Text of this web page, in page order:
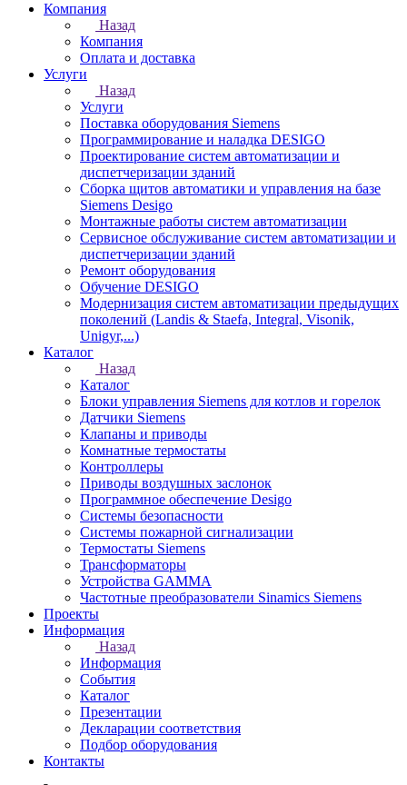
Компания
Назад
Компания
Оплата и доставка
Услуги
Назад
Услуги
Поставка оборудования Siemens
Программирование и наладка DESIGO
Проектирование систем автоматизации и
диспетчеризации зданий
Сборка щитов автоматики и управления на базе
Siemens Desigo
Монтажные работы систем автоматизации
Сервисное обслуживание систем автоматизации и
диспетчеризации зданий
Ремонт оборудования
Обучение DESIGO
Модернизация систем автоматизации предыдущих
поколений (Landis & Staefa, Integral, Visonik,
Unigyr,...)
Каталог
Назад
Каталог
Блоки управления Siemens для котлов и горелок
Датчики Siemens
Клапаны и приводы
Комнатные термостаты
Контроллеры
Приводы воздушных заслонок
Программное обеспечение Desigo
Системы безопасности
Системы пожарной сигнализации
Термостаты Siemens
Трансформаторы
Устройства GAMMA
Частотные преобразователи Sinamics Siemens
Проекты
Информация
Назад
Информация
События
Каталог
Презентации
Декларации соответствия
Подбор оборудования
Контакты